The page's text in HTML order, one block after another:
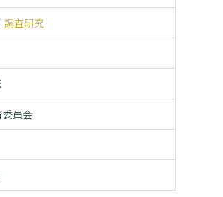
調査研究
委員会